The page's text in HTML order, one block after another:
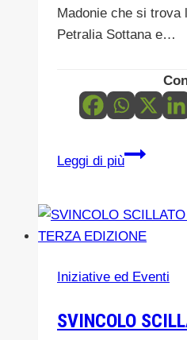
Madonie che si trova
Petralia Sottana e…
Leggi di più
Proseguono
ritmo
i
al
stoccaggio
Iniziative ed Eventi
SVINCOLO